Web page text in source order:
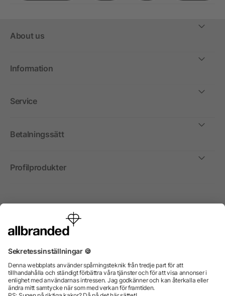
About us
Information
Service
Betalningssätt
Profilprodukter
Internationellt